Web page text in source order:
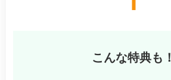
こんな特典も！